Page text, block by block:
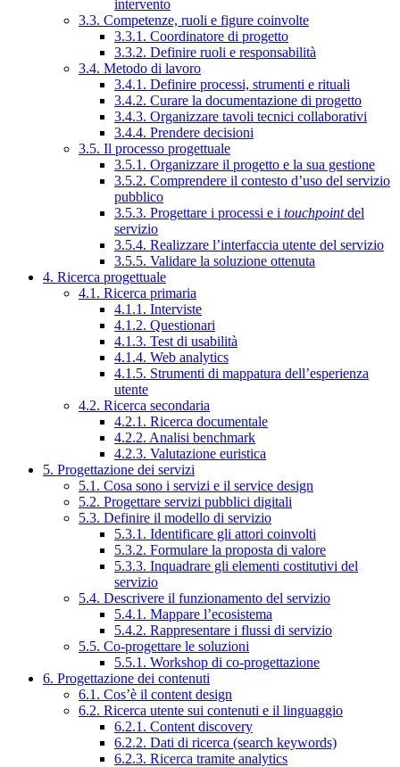
intervento
3.3. Competenze, ruoli e figure coinvolte
3.3.1. Coordinatore di progetto
3.3.2. Definire ruoli e responsabilità
3.4. Metodo di lavoro
3.4.1. Definire processi, strumenti e rituali
3.4.2. Curare la documentazione di progetto
3.4.3. Organizzare tavoli tecnici collaborativi
3.4.4. Prendere decisioni
3.5. Il processo progettuale
3.5.1. Organizzare il progetto e la sua gestione
3.5.2. Comprendere il contesto d’uso del servizio
pubblico
3.5.3. Progettare i processi e i touchpointdel
servizio
3.5.4. Realizzare l’interfaccia utente del servizio
3.5.5. Validare la soluzione ottenuta
4. Ricerca progettuale
4.1. Ricerca primaria
4.1.1. Interviste
4.1.2. Questionari
4.1.3. Test di usabilità
4.1.4. Web analytics
4.1.5. Strumenti di mappatura dell’esperienza
utente
4.2. Ricerca secondaria
4.2.1. Ricerca documentale
4.2.2. Analisi benchmark
4.2.3. Valutazione euristica
5. Progettazione dei servizi
5.1. Cosa sono i servizi e il service design
5.2. Progettare servizi pubblici digitali
5.3. Definire il modello di servizio
5.3.1. Identificare gli attori coinvolti
5.3.2. Formulare la proposta di valore
5.3.3. Inquadrare gli elementi costitutivi del
servizio
5.4. Descrivere il funzionamento del servizio
5.4.1. Mappare l’ecosistema
5.4.2. Rappresentare i flussi di servizio
5.5. Co-progettare le soluzioni
5.5.1. Workshop di co-progettazione
6. Progettazione dei contenuti
6.1. Cos’è il content design
6.2. Ricerca utente sui contenuti e il linguaggio
6.2.1. Content discovery
6.2.2. Dati di ricerca (search keywords)
6.2.3. Ricerca tramite analytics